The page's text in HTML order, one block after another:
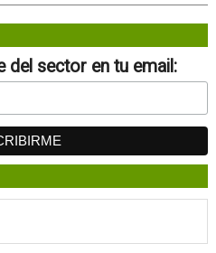
del sector en tu email: